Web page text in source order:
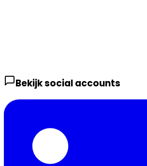
Bekijk social accounts